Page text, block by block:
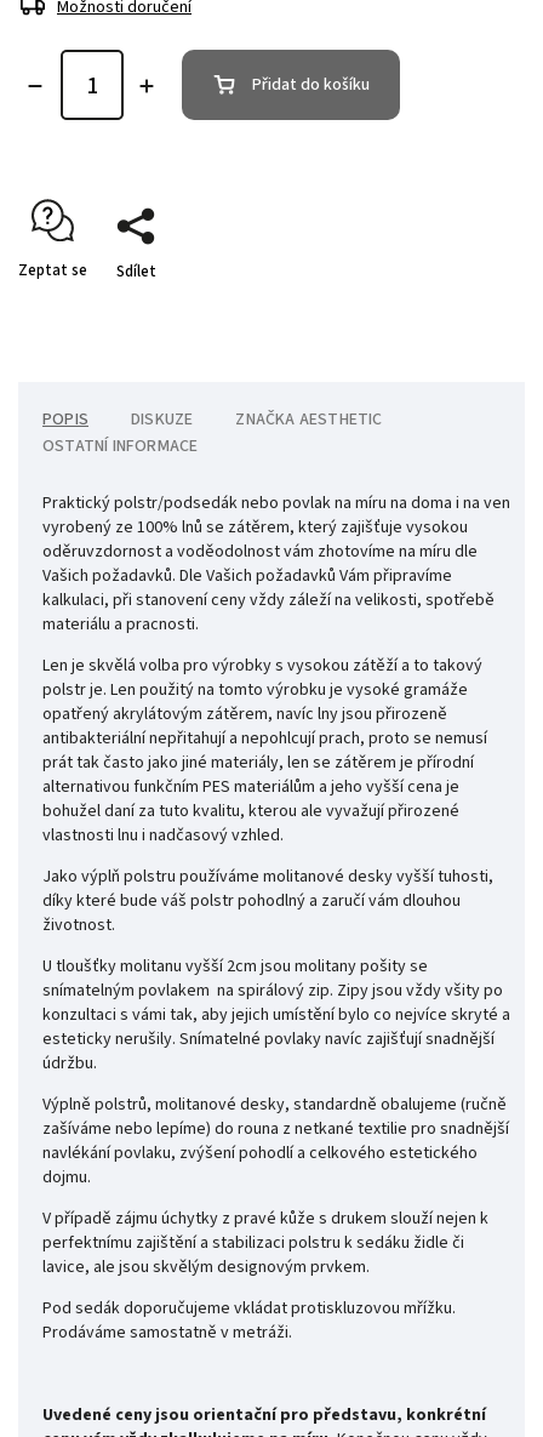
Možnosti doručení
Přidat do košíku
Zeptat se Sdílet
POPIS DISKUZE ZNAČKA AESTHETIC
OSTATNÍ INFORMACE
Praktický polstr/podsedák nebo povlak na míru na doma i na ven
vyrobený ze 100% lnů se zátěrem, který zajišťuje vysokou
oděruvzdornost a voděodolnost vám zhotovíme na míru dle
Vašich požadavků. Dle Vašich požadavků Vám připravíme
kalkulaci, při stanovení ceny vždy záleží na velikosti, spotřebě
materiálu a pracnosti.
Len je skvělá volba pro výrobky s vysokou zátěží a to takový
polstr je. Len použitý na tomto výrobku je vysoké gramáže
opatřený akrylátovým zátěrem, navíc lny jsou přirozeně
antibakteriální nepřitahují a nepohlcují prach, proto se nemusí
prát tak často jako jiné materiály, len se zátěrem je přírodní
alternativou funkčním PES materiálům a jeho vyšší cena je
bohužel daní za tuto kvalitu, kterou ale vyvažují přirozené
vlastnosti lnu i nadčasový vzhled.
Jako výplň polstru používáme molitanové desky vyšší tuhosti,
díky které bude váš polstr pohodlný a zaručí vám dlouhou
životnost.
U tloušťky molitanu vyšší 2cm jsou molitany pošity se
snímatelným povlakem na spirálový zip. Zipy jsou vždy všity po
konzultaci s vámi tak, aby jejich umístění bylo co nejvíce skryté a
esteticky nerušily. Snímatelné povlaky navíc zajišťují snadnější
údržbu.
Výplně polstrů, molitanové desky, standardně obalujeme (ručně
zašíváme nebo lepíme) do rouna z netkané textilie pro snadnější
navlékání povlaku, zvýšení pohodlí a celkového estetického
dojmu.
V případě zájmu úchytky z pravé kůže s drukem slouží nejen k
perfektnímu zajištění a stabilizaci polstru k sedáku židle či
lavice, ale jsou skvělým designovým prvkem.
Pod sedák doporučujeme vkládat protiskluzovou mřížku.
Prodáváme samostatně v metráži.
Uvedené ceny jsou orientační pro představu, konkrétní